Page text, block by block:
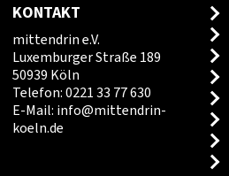
KONTAKT
mittendrin e.V.
Luxemburger Straße 189
50939 Köln
Telefon: 0221 33 77 630
E-Mail: info@mittendrin-
koeln.de